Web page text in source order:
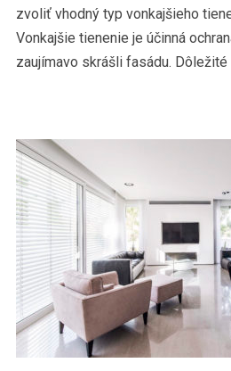
zvoliť vhodný typ vonkajšieho
Vonkajšie tienenie je účinná
zaujímavo skrášli fasádu. Dôležité